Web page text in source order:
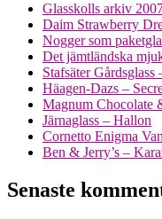
Glasskolls arkiv
Daim Strawberry
Nogger som
Det jämtländska
Stafsäter
Häagen-Dazs –
Magnum Chocolate
Järnaglass – Hallon
Cornetto Enigma
Ben & Jerry’s –
Senaste